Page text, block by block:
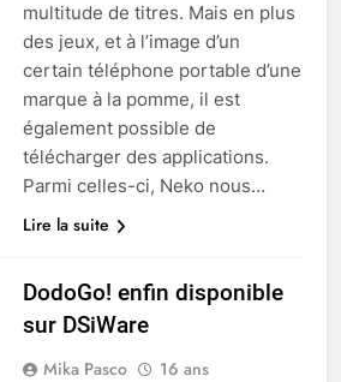
multitude de titres. Mais en plus
des jeux, et à l’image d’un
certain téléphone portable d’une
marque à la pomme, il est
également possible de
télécharger des applications.
Parmi celles-ci, Neko nous…
Lire la suite
DodoGo! enfin disponible
sur DSiWare
Mika Pasco
16 ans